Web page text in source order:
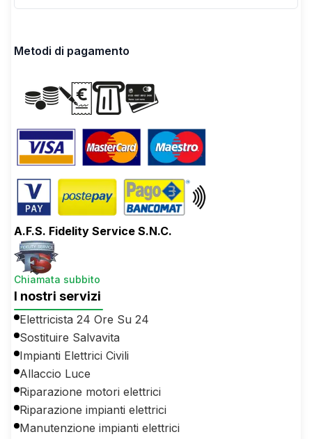
Metodi di pagamento
A.F.S. Fidelity Service S.N.C.
Chiamata subbito
I nostri servizi
Elettricista 24 Ore Su 24
Sostituire Salvavita
Impianti Elettrici Civili
Allaccio Luce
Riparazione motori elettrici
Riparazione impianti elettrici
Manutenzione impianti elettrici